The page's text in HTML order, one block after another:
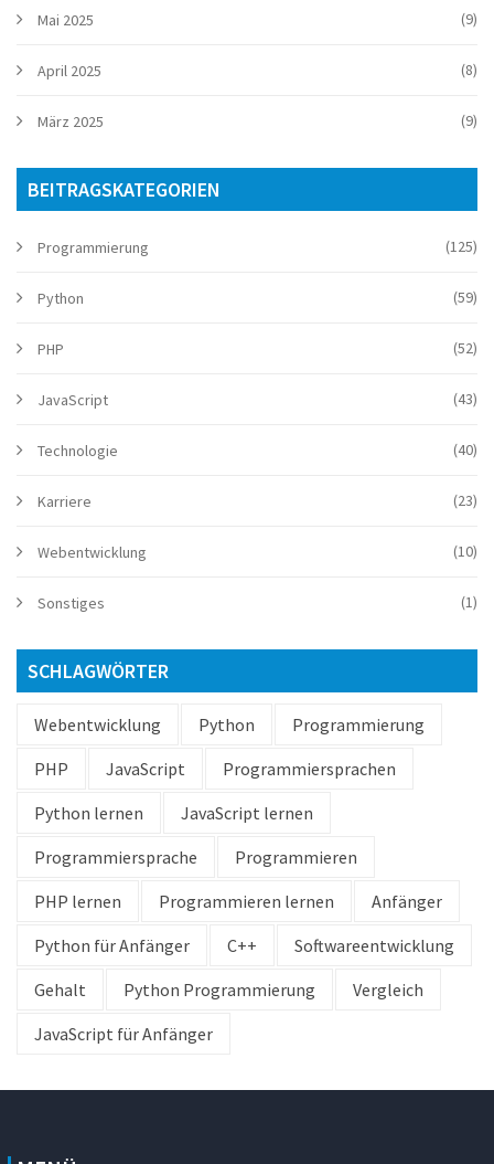
Mai 2025 (9)
April 2025 (8)
März 2025 (9)
BEITRAGSKATEGORIEN
Programmierung (125)
Python (59)
PHP (52)
JavaScript (43)
Technologie (40)
Karriere (23)
Webentwicklung (10)
Sonstiges (1)
SCHLAGWÖRTER
Webentwicklung Python
Programmierung
PHP
JavaScript
Programmiersprachen
Python lernen
JavaScript lernen
Programmiersprache
Programmieren
PHP lernen
Programmieren lernen
Anfänger
Python für Anfänger
C++
Softwareentwicklung
Gehalt
Python Programmierung
Vergleich
JavaScript für Anfänger